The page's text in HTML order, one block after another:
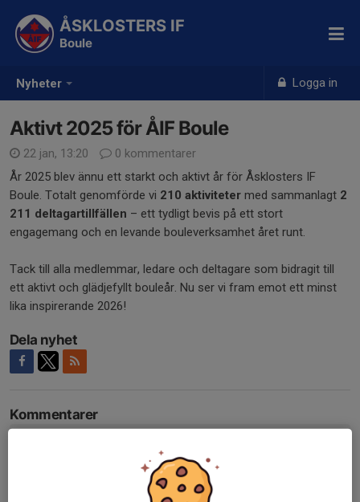
Nyheter Logga in
ÅSKLOSTERS IF
Boule
Aktivt 2025 för ÅIF Boule
22 jan, 13:20
0 kommentarer
År 2025 blev ännu ett starkt och aktivt år för Åsklosters IF
Boule. Totalt genomförde vi 210 aktiviteter med sammanlagt 2
211 deltagartillfällen – ett tydligt bevis på ett stort
engagemang och en levande bouleverksamhet året runt.
Tack till alla medlemmar, ledare och deltagare som bidragit till
ett aktivt och glädjefyllt bouleår. Nu ser vi fram emot ett minst
lika inspirerande 2026!
Dela nyhet
Kommentarer